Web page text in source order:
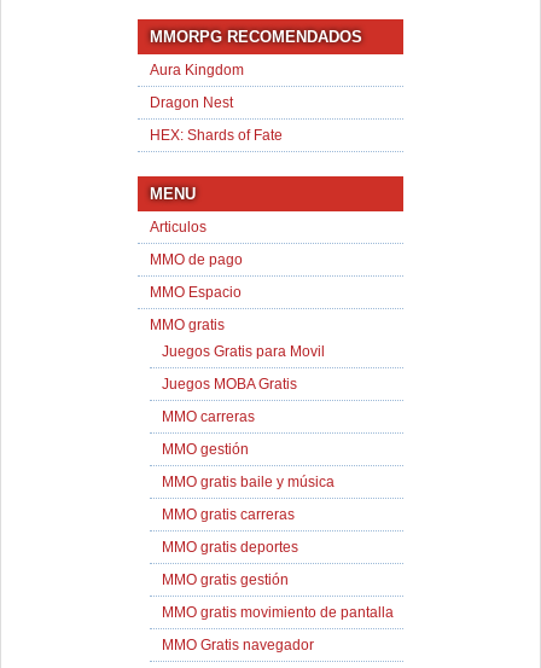
MMORPG RECOMENDADOS
Aura Kingdom
Dragon Nest
HEX: Shards of Fate
MENU
Articulos
MMO de pago
MMO Espacio
MMO gratis
Juegos Gratis para Movil
Juegos MOBA Gratis
MMO carreras
MMO gestión
MMO gratis baile y música
MMO gratis carreras
MMO gratis deportes
MMO gratis gestión
MMO gratis movimiento de pantalla
MMO Gratis navegador